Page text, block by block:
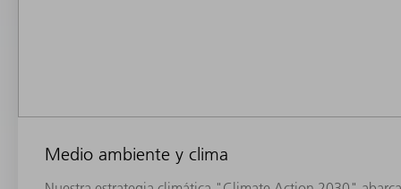
Medio ambiente y clima